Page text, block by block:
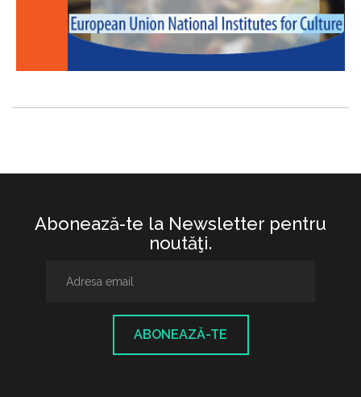
Abonează-te la Newsletter pentru
noutăţi.
ABONEAZĂ-TE